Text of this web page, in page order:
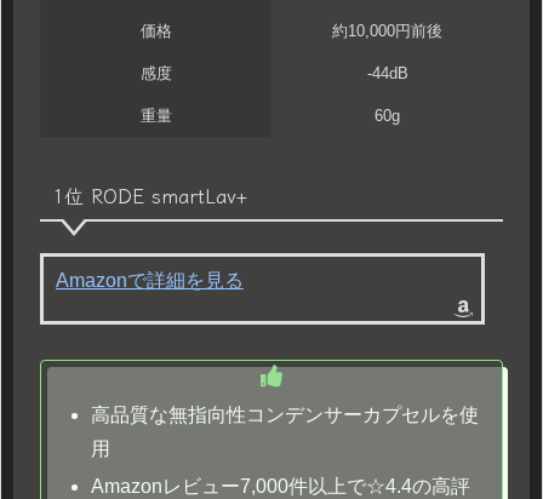
価格 約10,000円前後
感度 -44dB
重量 60g
1位 RODE smartLav+
Amazonで詳細を見る
高品質な無指向性コンデンサーカプセルを使
用
Amazonレビュー7,000件以上で☆4.4の高評